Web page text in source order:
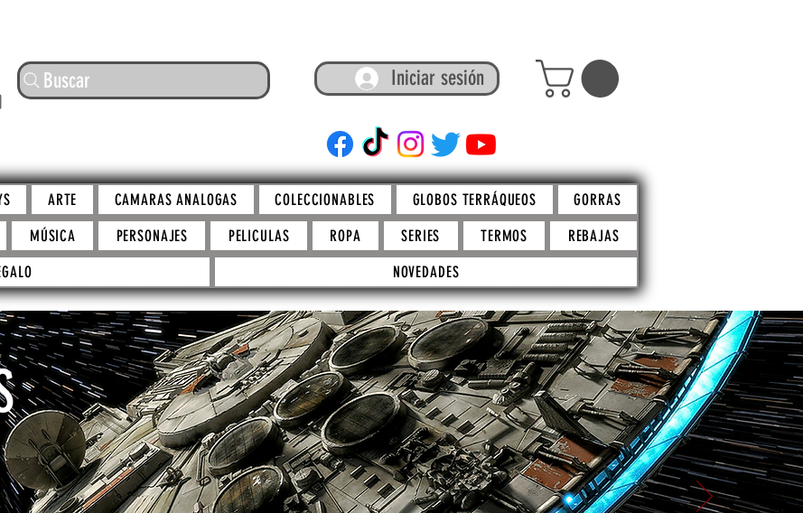
Buscar Iniciar sesión
ARTEFACTO STORE
ARTE CAMARAS ANALOGAS COLECCIONABLES GLOBOS TERRÁQUEOS
GORRAS
MÚSICA PERSONAJES PELICULAS ROPA SERIES TERMOS
REBAJAS
NOVEDADES